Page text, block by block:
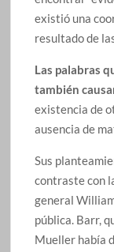
existió una
resultado de
Las palabras
también
existencia de
ausencia de
Sus
contraste con
general
pública. Barr,
Mueller había